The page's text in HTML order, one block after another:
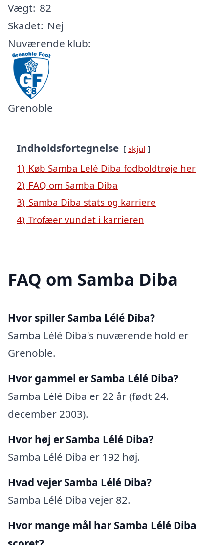
Vægt: 82
Skadet: Nej
Nuværende klub:
Grenoble
Indholdsfortegnelse skjul
1) Køb Samba Lélé Diba fodboldtrøje her
2) FAQ om Samba Diba
3) Samba Diba stats og karriere
4) Trofæer vundet i karrieren
FAQ om Samba Diba
Hvor spiller Samba Lélé Diba?
Samba Lélé Diba's nuværende hold er
Grenoble.
Hvor gammel er Samba Lélé Diba?
Samba Lélé Diba er 22 år (født 24.
december 2003).
Hvor høj er Samba Lélé Diba?
Samba Lélé Diba er 192 høj.
Hvad vejer Samba Lélé Diba?
Samba Lélé Diba vejer 82.
Hvor mange mål har Samba Lélé Diba